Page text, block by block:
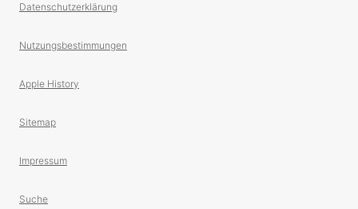
Datenschutzerklärung
Nutzungsbestimmungen
Apple History
Sitemap
Impressum
Suche